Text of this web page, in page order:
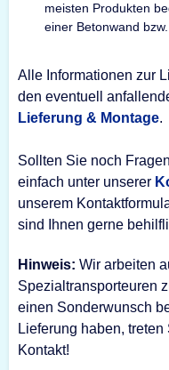
meisten Produkten
einer Betonwand
Alle Informationen zur
den eventuell
Lieferung & Montage.
Sollten Sie noch
einfach unter unserer
unserem
sind Ihnen gerne
Hinweis: Wir arbeiten
Spezialtransporteuren
einen Sonderwunsch
Lieferung haben,
Kontakt!